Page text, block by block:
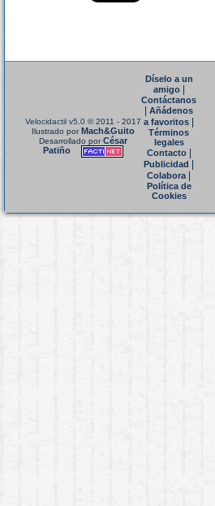
Velocidactil v5.0 © 2011 - 2017
Ilustrado porMach&Guito
Desarrollado porCésar
Patiño
Díselo a un
amigo|
Contáctanos
Añádenos
a favoritos
Términos
legales
Contacto|
Publicidad
Colabora|
Política de
Cookies